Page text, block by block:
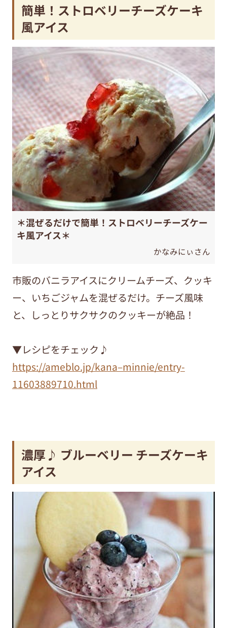
簡単！ストロベリーチーズケーキ
風アイス
＊混ぜるだけで簡単！ストロベリーチーズケー
キ風アイス＊
かなみにぃさん
市販のバニラアイスにクリームチーズ、クッキ
ー、いちごジャムを混ぜるだけ。チーズ風味
と、しっとりサクサクのクッキーが絶品！
▼レシピをチェック♪
https://ameblo.jp/kana–minnie/entry-
11603889710.html
濃厚♪ ブルーベリー チーズケーキ
アイス